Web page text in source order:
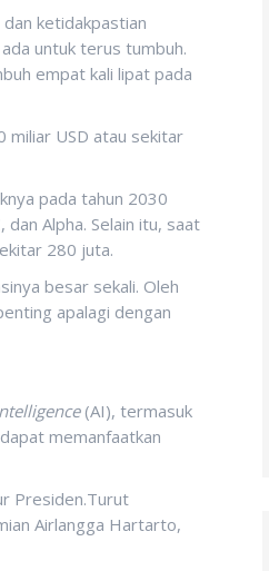
ketidakpastian
untuk terus tumbuh.
empat kali lipat pada
miliar USD atau sekitar
pada tahun 2030
Alpha. Selain itu, saat
280 juta.
besar sekali. Oleh
apalagi dengan
(AI), termasuk
memanfaatkan
Presiden.Turut
Airlangga Hartarto,